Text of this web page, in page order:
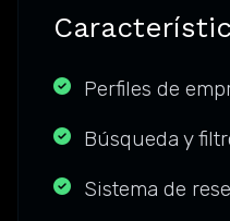
Perfiles de
Búsqueda y
Sistema de